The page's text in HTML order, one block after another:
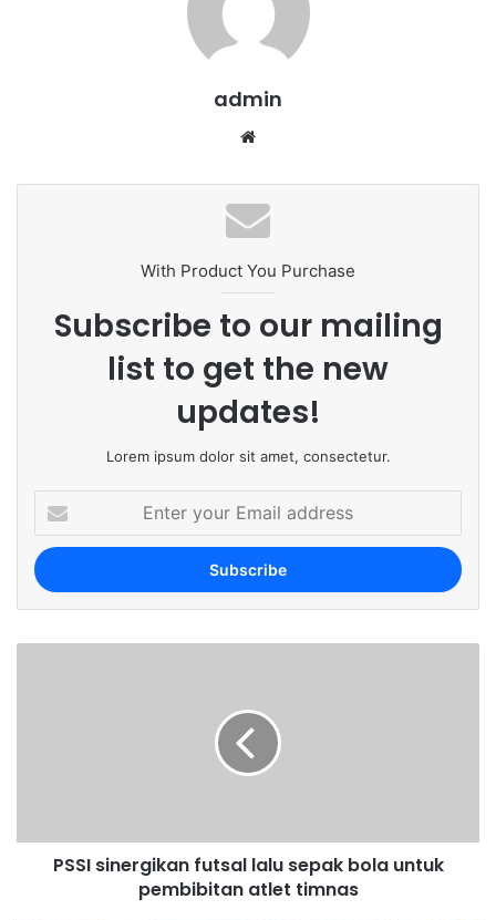
admin
te
With Product You Purchase
Subscribe to our mailing
list to get the new
updates!
Lorem ipsum dolor sit amet, consectetur.
e
o
PSSI sinergikan futsal lalu sepak bola untuk
pembibitan atlet timnas